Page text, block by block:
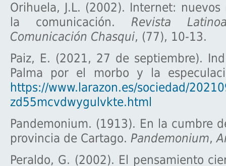
Orihuela, J.L. (2002). Internet: nuevos
la comunicación. Revista
Comunicación Chasqui, (77), 10-13.
Paiz, E. (2021, 27 de septiembre).
Palma por el morbo y la
https://www.larazon.es/sociedad/
zd55mcvdwygulvkte.html
Pandemonium. (1913). En la cumbre
provincia de Cartago. Pandemonium,
Peraldo, G. (2002). El pensamiento